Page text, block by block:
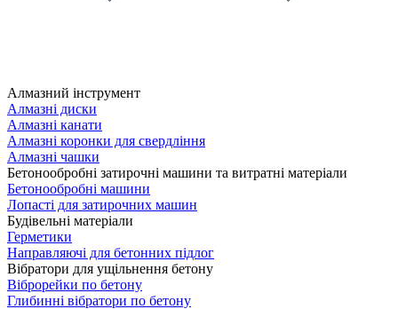
Алмазний інструмент
Алмазні диски
Алмазні канати
Алмазні коронки для свердління
Алмазні чашки
Бетонообробні затирочні машини та витратні матеріали
Бетонообробні машини
Лопасті для затирочних машин
Будівельні матеріали
Герметики
Направляючі для бетонних підлог
Вібратори для ущільнення бетону
Віброрейки по бетону
Глибинні вібратори по бетону